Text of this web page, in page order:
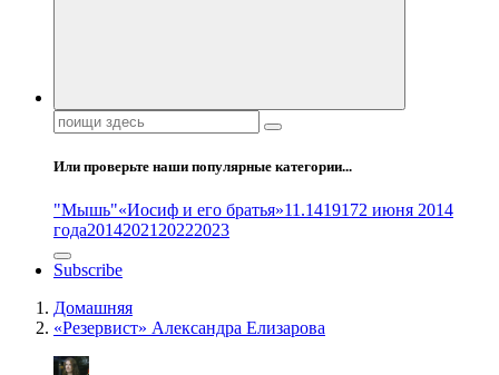
Поиск:
Или проверьте наши популярные категории...
"Мышь"«Иосиф и его братья»11.1419172 июня 2014
года2014202120222023
Subscribe
Домашняя
«Резервист» Александра Елизарова